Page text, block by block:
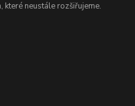
neustále rozšiřujeme.